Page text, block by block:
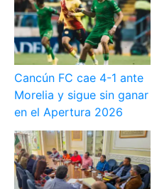
Cancún FC cae 4-1 ante
Morelia y sigue sin ganar
en el Apertura 2026